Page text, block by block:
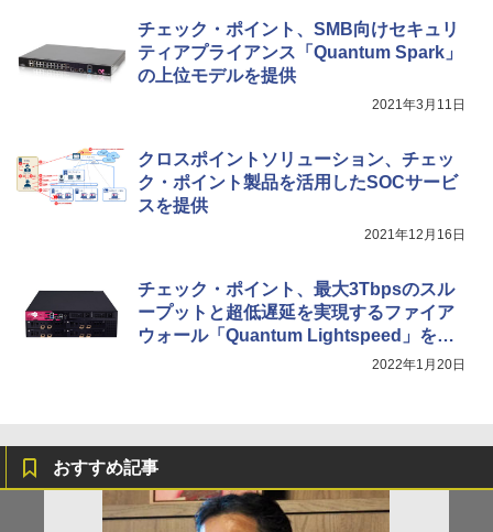
チェック・ポイント、SMB向けセキュリ
ティアプライアンス「Quantum Spark」
の上位モデルを提供
2021年3月11日
クロスポイントソリューション、チェッ
ク・ポイント製品を活用したSOCサービ
スを提供
2021年12月16日
チェック・ポイント、最大3Tbpsのスル
ープットと超低遅延を実現するファイア
ウォール「Quantum Lightspeed」を発
2022年1月20日
おすすめ記事